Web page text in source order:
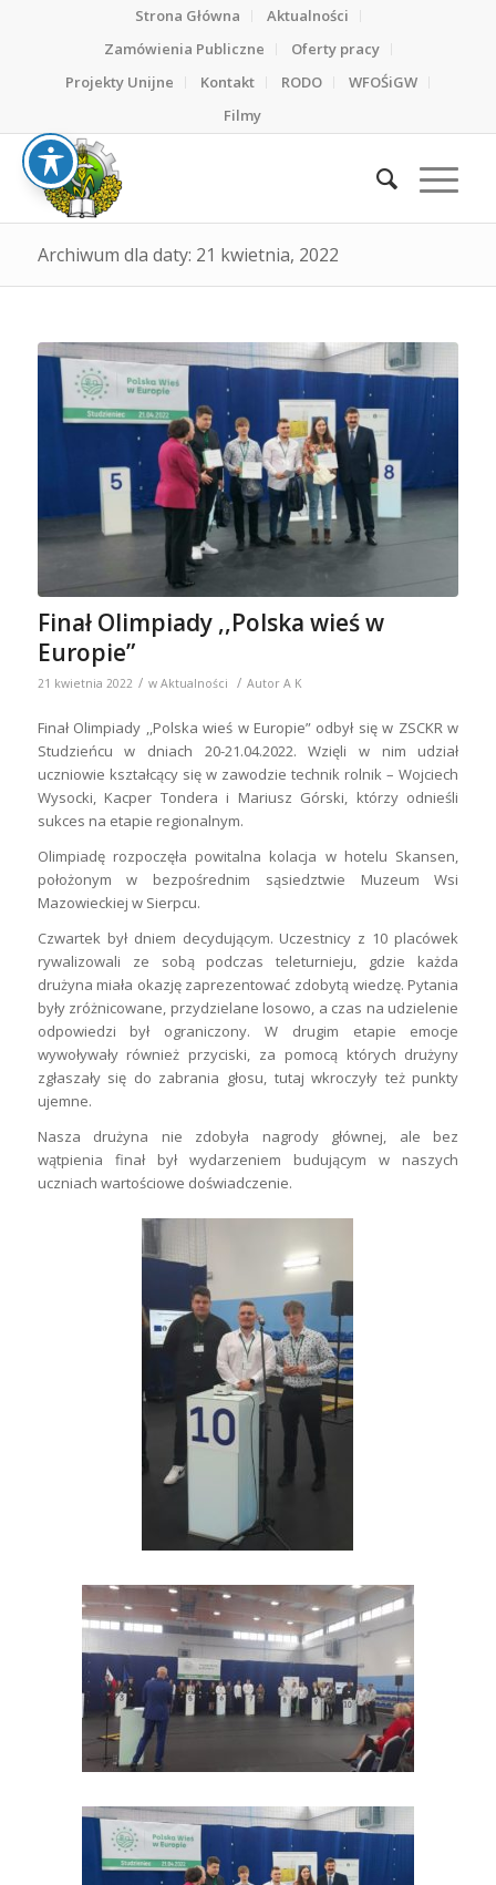
Strona Główna
Aktualności
Zamówienia Publiczne
Oferty pracy
Projekty Unijne
Kontakt RODO
WFOŚiGW
Filmy
Archiwum dla daty: 21 kwietnia, 2022
Finał Olimpiady ,,Polska wieś w
Europie”
21 kwietnia 2022 / w Aktualności / Autor A K
Finał Olimpiady ,,Polska wieś w Europie” odbył się w ZSCKR w
Studzieńcu w dniach 20-21.04.2022. Wzięli w nim udział
uczniowie kształcący się w zawodzie technik rolnik – Wojciech
Wysocki, Kacper Tondera i Mariusz Górski, którzy odnieśli
sukces na etapie regionalnym.
Olimpiadę rozpoczęła powitalna kolacja w hotelu Skansen,
położonym w bezpośrednim sąsiedztwie Muzeum Wsi
Mazowieckiej w Sierpcu.
Czwartek był dniem decydującym. Uczestnicy z 10 placówek
rywalizowali ze sobą podczas teleturnieju, gdzie każda
drużyna miała okazję zaprezentować zdobytą wiedzę. Pytania
były zróżnicowane, przydzielane losowo, a czas na udzielenie
odpowiedzi był ograniczony. W drugim etapie emocje
wywoływały również przyciski, za pomocą których drużyny
zgłaszały się do zabrania głosu, tutaj wkroczyły też punkty
ujemne.
Nasza drużyna nie zdobyła nagrody głównej, ale bez
wątpienia finał był wydarzeniem budującym w naszych
uczniach wartościowe doświadczenie.